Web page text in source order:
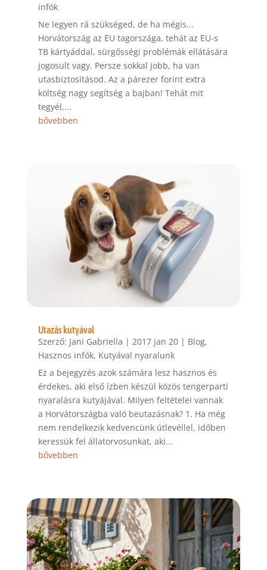
infók
Ne legyen rá szükséged, de ha mégis...
Horvátország az EU tagországa, tehát az EU-s
TB kártyáddal, sürgősségi problémák ellátására
jogosult vagy. Persze sokkal jobb, ha van
utasbiztosításod. Az a párezer forint extra
költség nagy segítség a bajban! Tehát mit
tegyél,...
bővebben
Utazás kutyával
Szerző: Jani Gabriella | 2017 jan 20| Blog,
Hasznos infók, Kutyával nyaralunk
Ez a bejegyzés azok számára lesz hasznos és
érdekes, aki első ízben készül közös tengerparti
nyaralásra kutyájával. Milyen feltételei vannak
a Horvátországba való beutazásnak? 1. Ha még
nem rendelkezik kedvencünk útlevéllel, időben
keressük fel állatorvosunkat, aki...
bővebben